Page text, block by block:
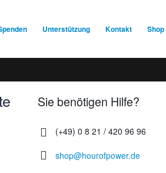
Unterstützung Kontakt Shop
Sie benötigen Hilfe?
(+49) 0 8 21 / 420 96 96
shop@hourofpower.de